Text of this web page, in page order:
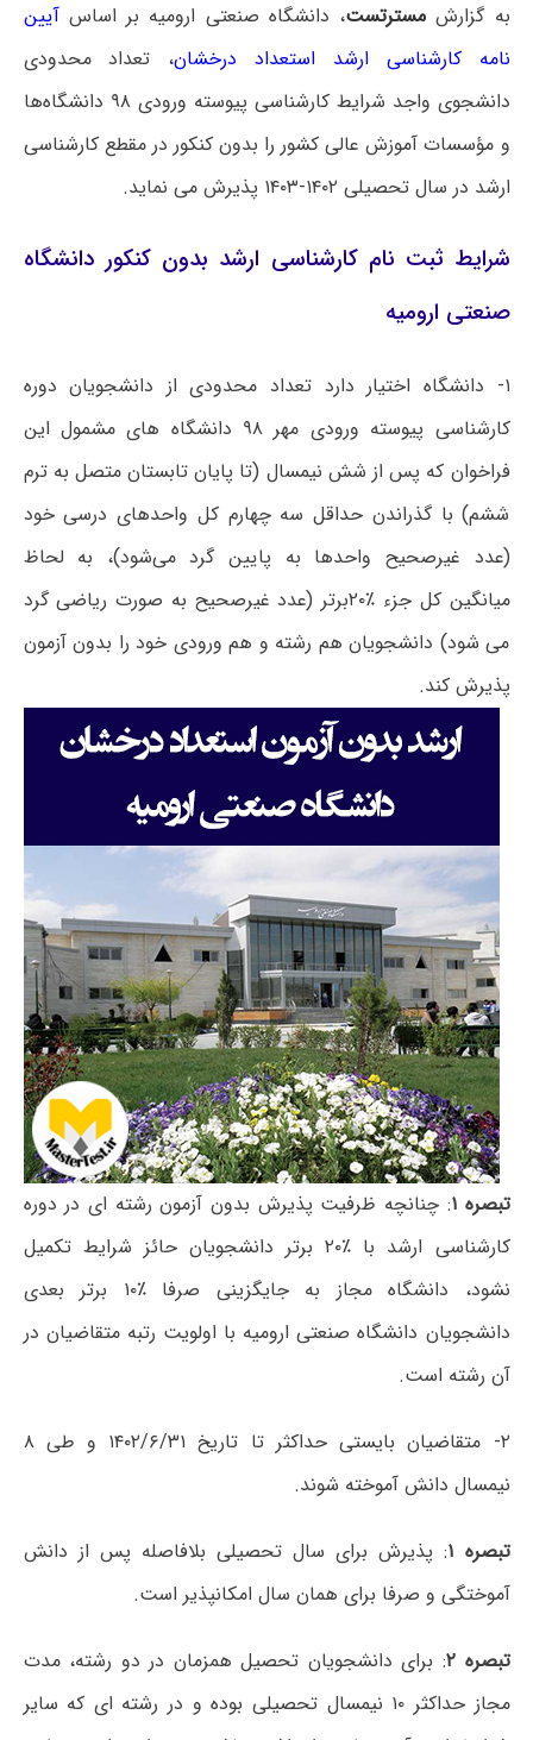
به گزارش مسترتست، دانشگاه صنعتی ارومیه بر اساسآیین
نامه کارشناسی ارشد استعداد درخشان، تعداد محدودی
دانشجوی واجد شرایط کارشناسی پیوسته ورودی ۹۸ دانشگاه‌ها
و مؤسسات آموزش عالی کشور را بدون کنکور در مقطع کارشناسی
ارشد در سال تحصیلی ۱۴۰۲-۱۴۰۳ پذیرش می نماید.
شرایط ثبت نام کارشناسی ارشد بدون کنکور دانشگاه
صنعتی ارومیه
۱- دانشگاه اختیار دارد تعداد محدودی از دانشجویان دوره
کارشناسی پیوسته ورودی مهر ۹۸ دانشگاه های مشمول این
فراخوان که پس از شش نیمسال (تا پایان تابستان متصل به ترم
ششم) با گذراندن حداقل سه چهارم کل واحدهای درسی خود
(عدد غیرصحیح واحدها به پایین گرد می‌شود)، به لحاظ
میانگین کل جزء ٪۲۰برتر (عدد غیرصحیح به صورت ریاضی گرد
می شود) دانشجویان هم رشته و هم ورودی خود را بدون آزمون
پذیرش کند.
تبصره ۱ : چنانچه ظرفیت پذیرش بدون آزمون رشته ای در دوره
کارشناسی ارشد با ٪۲۰ برتر دانشجویان حائز شرایط تکمیل
نشود، دانشگاه مجاز به جایگزینی صرفا ٪۱۰ برتر بعدی
دانشجویان دانشگاه صنعتی ارومیه با اولویت رتبه متقاضیان در
آن رشته است.
۲- متقاضیان بایستی حداکثر تا تاریخ ۱۴۰۲/۶/۳۱ و طی ۸
نیمسال دانش آموخته شوند.
تبصره ۱
: پذیرش برای سال تحصیلی بلافاصله پس از دانش
آموختگی و صرفا برای همان سال امکانپذیر است.
تبصره ۲ : برای دانشجویان تحصیل همزمان در دو رشته، مدت
مجاز حداکثر ۱۰ نیمسال تحصیلی بوده و در رشته ای که سایر